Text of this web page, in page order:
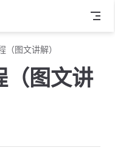
图文讲解）
图文讲